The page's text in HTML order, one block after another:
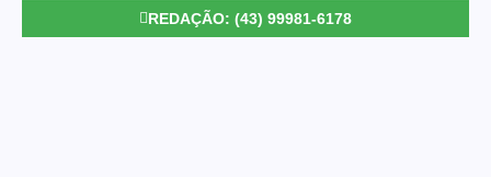
REDAÇÃO: (43) 99981-6178